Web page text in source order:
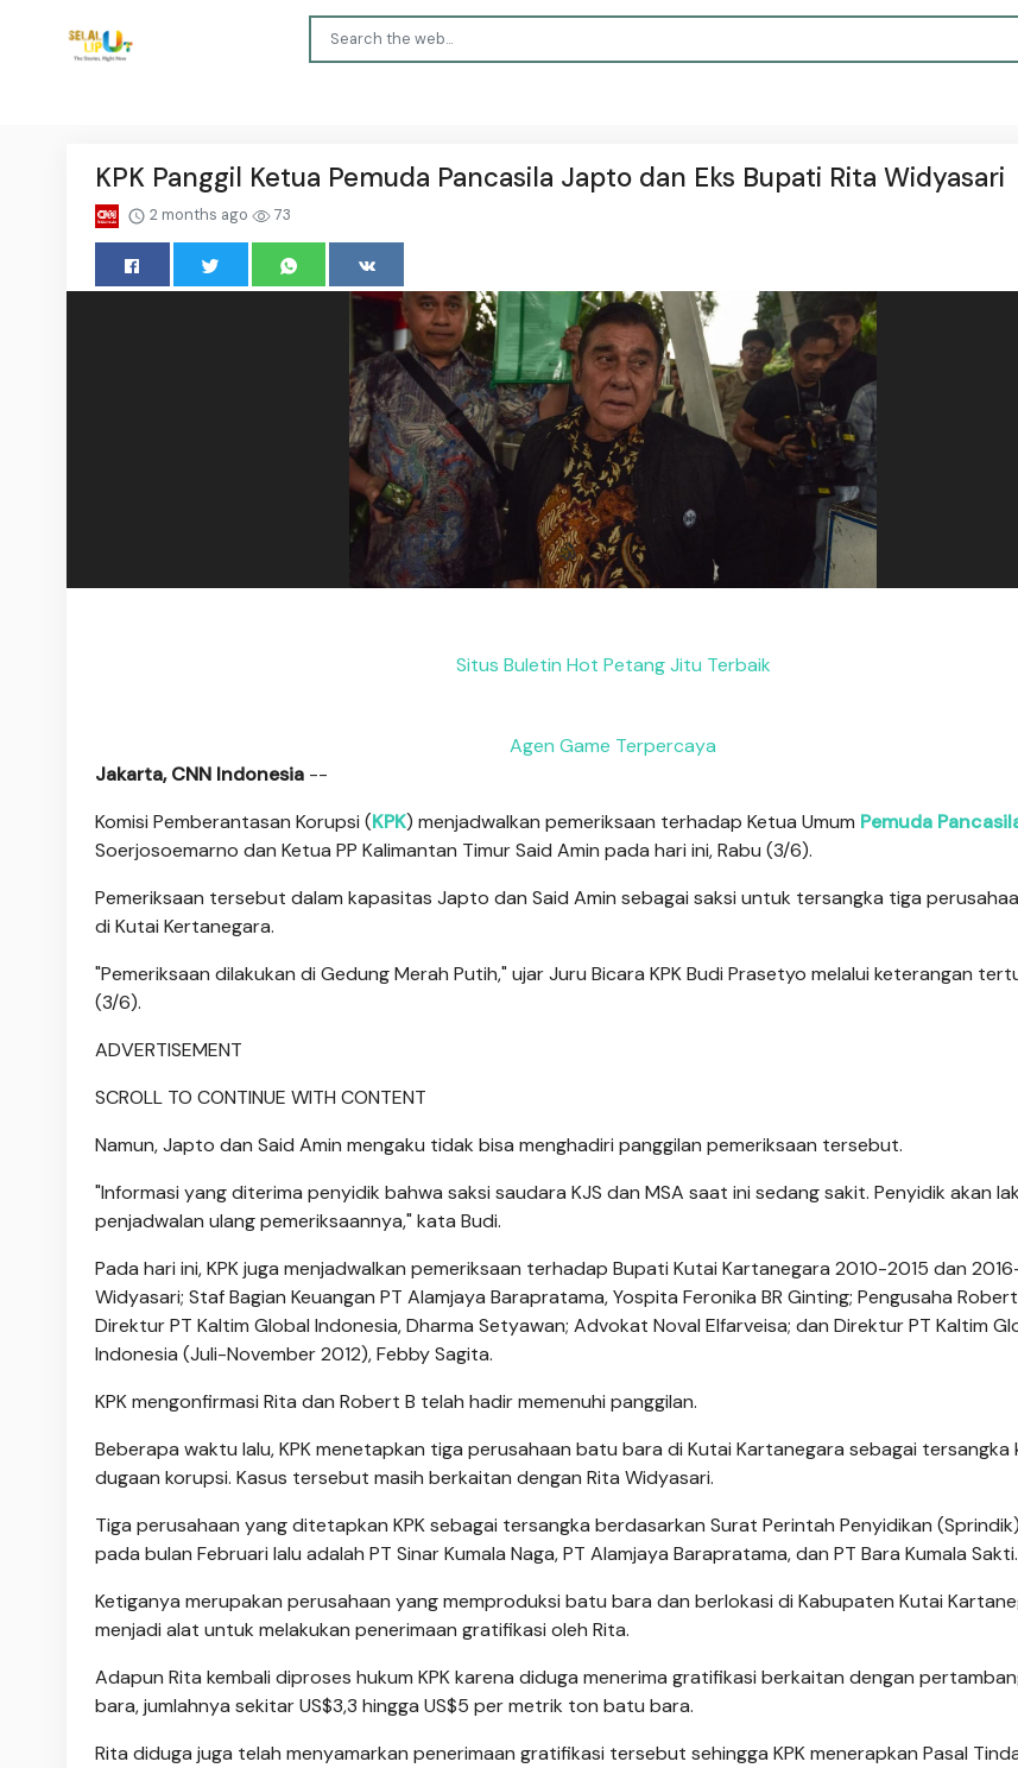
KPK Panggil Ketua Pemuda Pancasila Japto dan Eks Bupati Rita Widyasari
2 months ago 73
Situs Buletin Hot Petang Jitu Terbaik
Agen Game Terpercaya
Jakarta, CNN Indonesia --
Komisi Pemberantasan Korupsi (KPK) menjadwalkan pemeriksaan terhadap Ketua Umum Pemuda
Soerjosoemarno dan Ketua PP Kalimantan Timur Said Amin pada hari ini, Rabu (3/6).
Pemeriksaan tersebut dalam kapasitas Japto dan Said Amin sebagai saksi untuk tersangka tiga
di Kutai Kertanegara.
"Pemeriksaan dilakukan di Gedung Merah Putih," ujar Juru Bicara KPK Budi Prasetyo melalui keterangan
(3/6).
ADVERTISEMENT
SCROLL TO CONTINUE WITH CONTENT
Namun, Japto dan Said Amin mengaku tidak bisa menghadiri panggilan pemeriksaan tersebut.
"Informasi yang diterima penyidik bahwa saksi saudara KJS dan MSA saat ini sedang sakit. Penyidik akan
penjadwalan ulang pemeriksaannya," kata Budi.
Pada hari ini, KPK juga menjadwalkan pemeriksaan terhadap Bupati Kutai Kartanegara 2010-2015 dan
Widyasari; Staf Bagian Keuangan PT Alamjaya Barapratama, Yospita Feronika BR Ginting; Pengusaha
Direktur PT Kaltim Global Indonesia, Dharma Setyawan; Advokat Noval Elfarveisa; dan Direktur PT Kaltim
Indonesia (Juli-November 2012), Febby Sagita.
KPK mengonfirmasi Rita dan Robert B telah hadir memenuhi panggilan.
Beberapa waktu lalu, KPK menetapkan tiga perusahaan batu bara di Kutai Kartanegara sebagai tersangka
dugaan korupsi. Kasus tersebut masih berkaitan dengan Rita Widyasari.
Tiga perusahaan yang ditetapkan KPK sebagai tersangka berdasarkan Surat Perintah Penyidikan
pada bulan Februari lalu adalah PT Sinar Kumala Naga, PT Alamjaya Barapratama, dan PT Bara Kumala Sakti.
Ketiganya merupakan perusahaan yang memproduksi batu bara dan berlokasi di Kabupaten Kutai
menjadi alat untuk melakukan penerimaan gratifikasi oleh Rita.
Adapun Rita kembali diproses hukum KPK karena diduga menerima gratifikasi berkaitan dengan
bara, jumlahnya sekitar US$3,3 hingga US$5 per metrik ton batu bara.
Rita diduga juga telah menyamarkan penerimaan gratifikasi tersebut sehingga KPK menerapkan Pasal